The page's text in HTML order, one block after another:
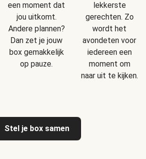
een moment dat
jou uitkomt.
Andere plannen?
Dan zet je jouw
box gemakkelijk
op pauze.
lekkerste
gerechten. Zo
wordt het
avondeten voor
iedereen een
moment om
naar uit te kijken.
Stel je box samen